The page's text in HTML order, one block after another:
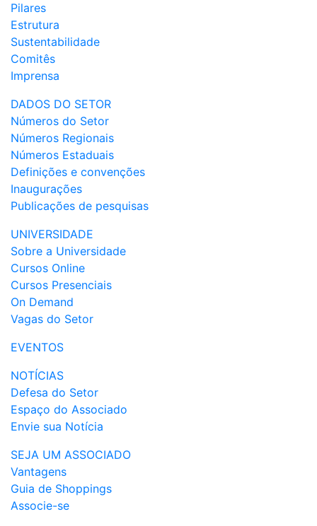
Pilares
Estrutura
Sustentabilidade
Comitês
Imprensa
DADOS DO SETOR
Números do Setor
Números Regionais
Números Estaduais
Definições e convenções
Inaugurações
Publicações de pesquisas
UNIVERSIDADE
Sobre a Universidade
Cursos Online
Cursos Presenciais
On Demand
Vagas do Setor
EVENTOS
NOTÍCIAS
Defesa do Setor
Espaço do Associado
Envie sua Notícia
SEJA UM ASSOCIADO
Vantagens
Guia de Shoppings
Associe-se